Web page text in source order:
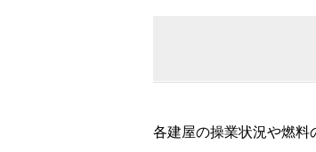
各建屋の操業状況や燃料